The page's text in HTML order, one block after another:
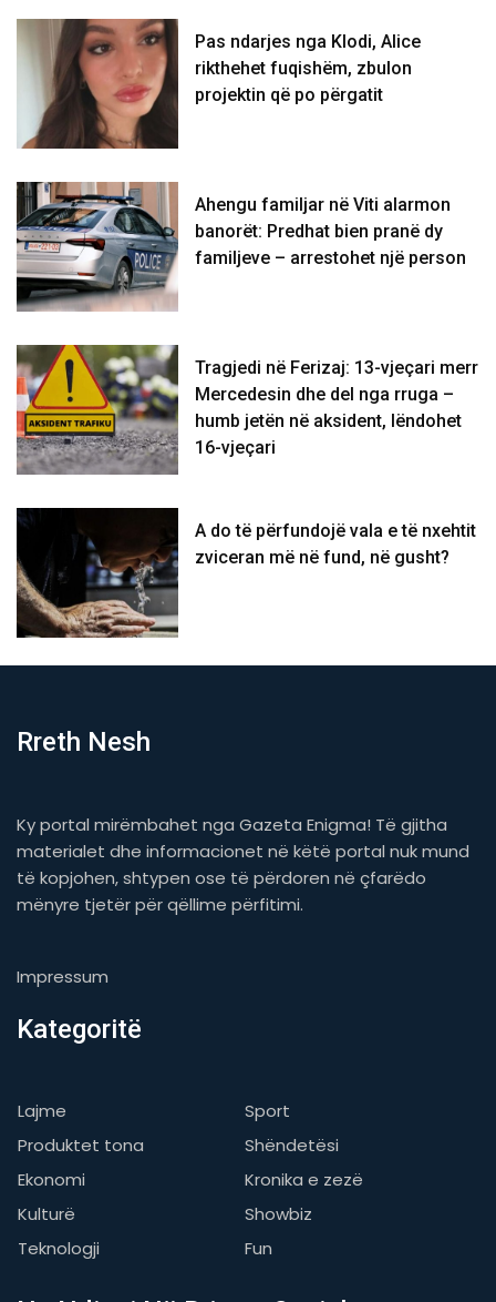
Pas ndarjes nga Klodi, Alice
rikthehet fuqishëm, zbulon
projektin që po përgatit
Ahengu familjar në Viti alarmon
banorët: Predhat bien pranë dy
familjeve – arrestohet një person
Tragjedi në Ferizaj: 13-vjeçari merr
Mercedesin dhe del nga rruga –
humb jetën në aksident, lëndohet
16-vjeçari
A do të përfundojë vala e të nxehtit
zviceran më në fund, në gusht?
Rreth Nesh
Ky portal mirëmbahet nga Gazeta Enigma! Të gjitha
materialet dhe informacionet në këtë portal nuk mund
të kopjohen, shtypen ose të përdoren në çfarëdo
mënyre tjetër për qëllime përfitimi.
Impressum
Kategoritë
Lajme
Sport
Produktet tona
Shëndetësi
Ekonomi
Kronika e zezë
Kulturë
Showbiz
Teknologji
Fun